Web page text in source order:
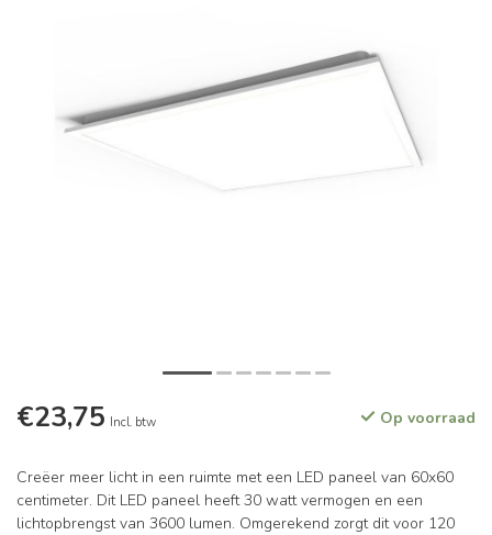
€23,75 Incl. btw Op voorraad
Creëer meer licht in een ruimte met een LED paneel van 60x60
centimeter. Dit LED paneel heeft 30 watt vermogen en een
lichtopbrengst van 3600 lumen. Omgerekend zorgt dit voor 120